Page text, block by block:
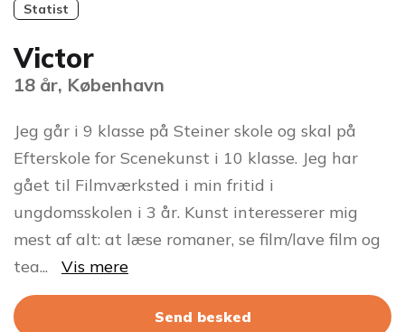
Statist
Victor
18 år, København
Jeg går i 9 klasse på Steiner skole og skal på
Efterskole for Scenekunst i 10 klasse. Jeg har
gået til Filmværksted i min fritid i
ungdomsskolen i 3 år. Kunst interesserer mig
mest af alt: at læse romaner, se film/lave film og
tea... Vis mere
Send besked